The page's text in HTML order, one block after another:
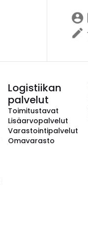
Logistiikan
palvelut
Toimitustavat
Lisäarvopalvelut
Varastointipalvelut
Omavarasto